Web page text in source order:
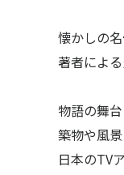
東
懐かしの
著者によ
物語の舞
築物や風
日本のTV